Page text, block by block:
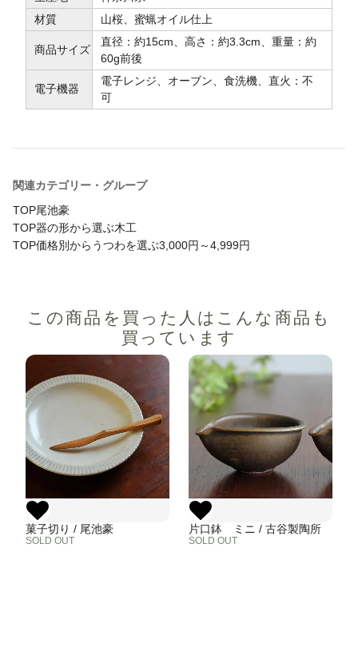
材質
山桜、蜜蝋オイル仕上
商品サイズ
直径：約15cm、高さ：約3.3cm、重量：約
60g前後
電子機器
電子レンジ、オーブン、食洗機、直火：不
可
関連カテゴリー・グループ
TOP尾池豪
TOP器の形から選ぶ木工
TOP価格別からうつわを選ぶ3,000円～4,999円
この商品を買った人は こんな商品も
買っています
菓子切り / 尾池豪
SOLD OUT
片口鉢 ミニ / 古谷製陶所
SOLD OUT